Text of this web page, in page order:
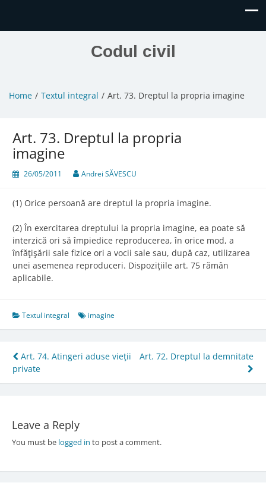
Codul civil
Home Textul integral Art. 73. Dreptul la propria imagine
Art. 73. Dreptul la propria
imagine
26/05/2011 Andrei SĂVESCU
(1) Orice persoană are dreptul la propria imagine.
(2) În exercitarea dreptului la propria imagine, ea poate să
interzică ori să împiedice reproducerea, în orice mod, a
înfăţişării sale fizice ori a vocii sale sau, după caz, utilizarea
unei asemenea reproduceri. Dispoziţiile art. 75 rămân
aplicabile.
Textul integral imagine
Post
navigation
Art. 74. Atingeri aduse vieţii
private
Art. 72. Dreptul la demnitate
Leave a Reply
You must be logged in to post a comment.